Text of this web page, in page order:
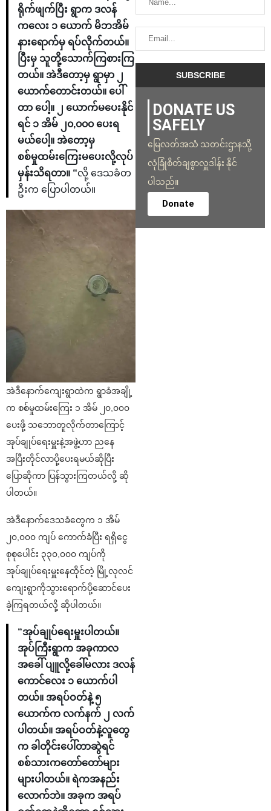
ရိုက်ဖျက်ပြီး ရွာက ဒလန်
ကလေး ၁ ယောက် မိဘအိမ်
နား​ရောက်မှ ရပ်လိုက်တယ်။
ပြီးမှ သူတို့သောက်ကြစားကြ
တယ်။ အဲဒီတော့မှ ရွာမှာ ၂
ယောက်တောင်းတယ်။ ပေါ်
တာ ပေါ့။ ၂ ယောက်မပေးနိုင်
ရင် ၁ အိမ် ၂၀,၀၀၀ ပေးရ
မယ်ပေါ့။ အဲတော့မှ
စစ်မှုထမ်းကြေးမပေးလို့လုပ်
မှန်းသိရတာ။ “လို့ ဒေသခံတ
ဦးက ပြောပါတယ်။
အဲဒီနောက်ကျေးရွာထဲက ရွာခံအချို့
က စစ်မှုထမ်းကြေး ၁ အိမ် ၂၀,၀၀၀
ပေးဖို့ သဘောတူလိုက်တာကြောင့်
အုပ်ချုပ်ရေးမှူးနဲ့အဖွဲ့ဟာ ညနေ
အပြီးတိုင်လာပို့ပေးရမယ်ဆိုပြီး
ပြောဆိုကာ ပြန်သွားကြတယ်လို့ ဆို
ပါတယ်။
အဲဒီနောက်ဒေသခံတွေက ၁ အိမ်
၂၀,၀၀၀ ကျပ် ကောက်ခံပြီး ရရှိငွေ
စုစုပေါင်း ၃၃၀,၀၀၀ ကျပ်ကို
အုပ်ချုပ်ရေးမှူးနေထိုင်တဲ့ မြို့လုလင်
ကျေးရွာကိုသွားရောက်ပို့ဆောင်ပေး
ခဲ့ကြရတယ်လို့ ဆိုပါတယ်။
“အုပ်ချုပ်ရေးမှူးပါတယ်။
အုပ်ကြီးရွာက အခုကာလ
အခေါ် ပျူလို့ခေါ်မလား ဒလန်
ကောင်လေး ၁ ယောက်ပါ
တယ်။ အရပ်ဝတ်နဲ့ ၅
ယောက်က လက်နက် ၂ လက်
ပါတယ်။ အရပ်ဝတ်နဲ့လူတွေ
က ခါတိုင်းပေါ်တာဆွဲရင်
စစ်သားကတော်တော်များ
များပါတယ်။ ရဲကအနည်း
လောက်ဘဲ။ အခုက အရပ်
DONATE US
SAFELY
မြေလတ်အသံ သတင်းဌာနသို့
လုံခြုံစိတ်ချစွာလှူဒါန်း နိုင်
ပါသည်။
Donate